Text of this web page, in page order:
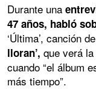
Durante una
47 años, habló
‘Última’, canción
lloran’, que verá
cuando “el álbum
más tiempo”.